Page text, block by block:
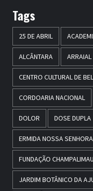
Tags
25 DE ABRIL
ALCÂNTARA ARRAIAL
CENTRO CULTURAL DE
CORDOARIA NACIONAL
DOLOR DOSE DUPLA
ERMIDA NOSSA
FUNDAÇÃO
JARDIM BOTÂNICO DA